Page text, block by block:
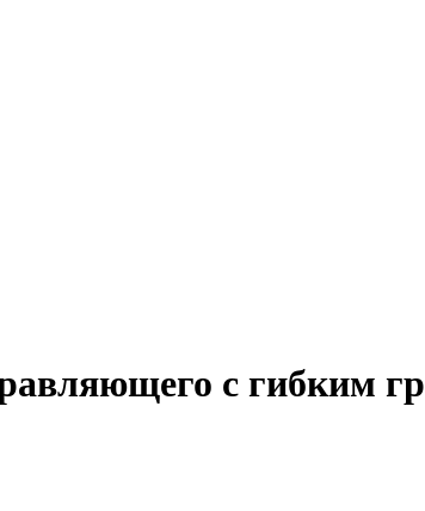
с гибким